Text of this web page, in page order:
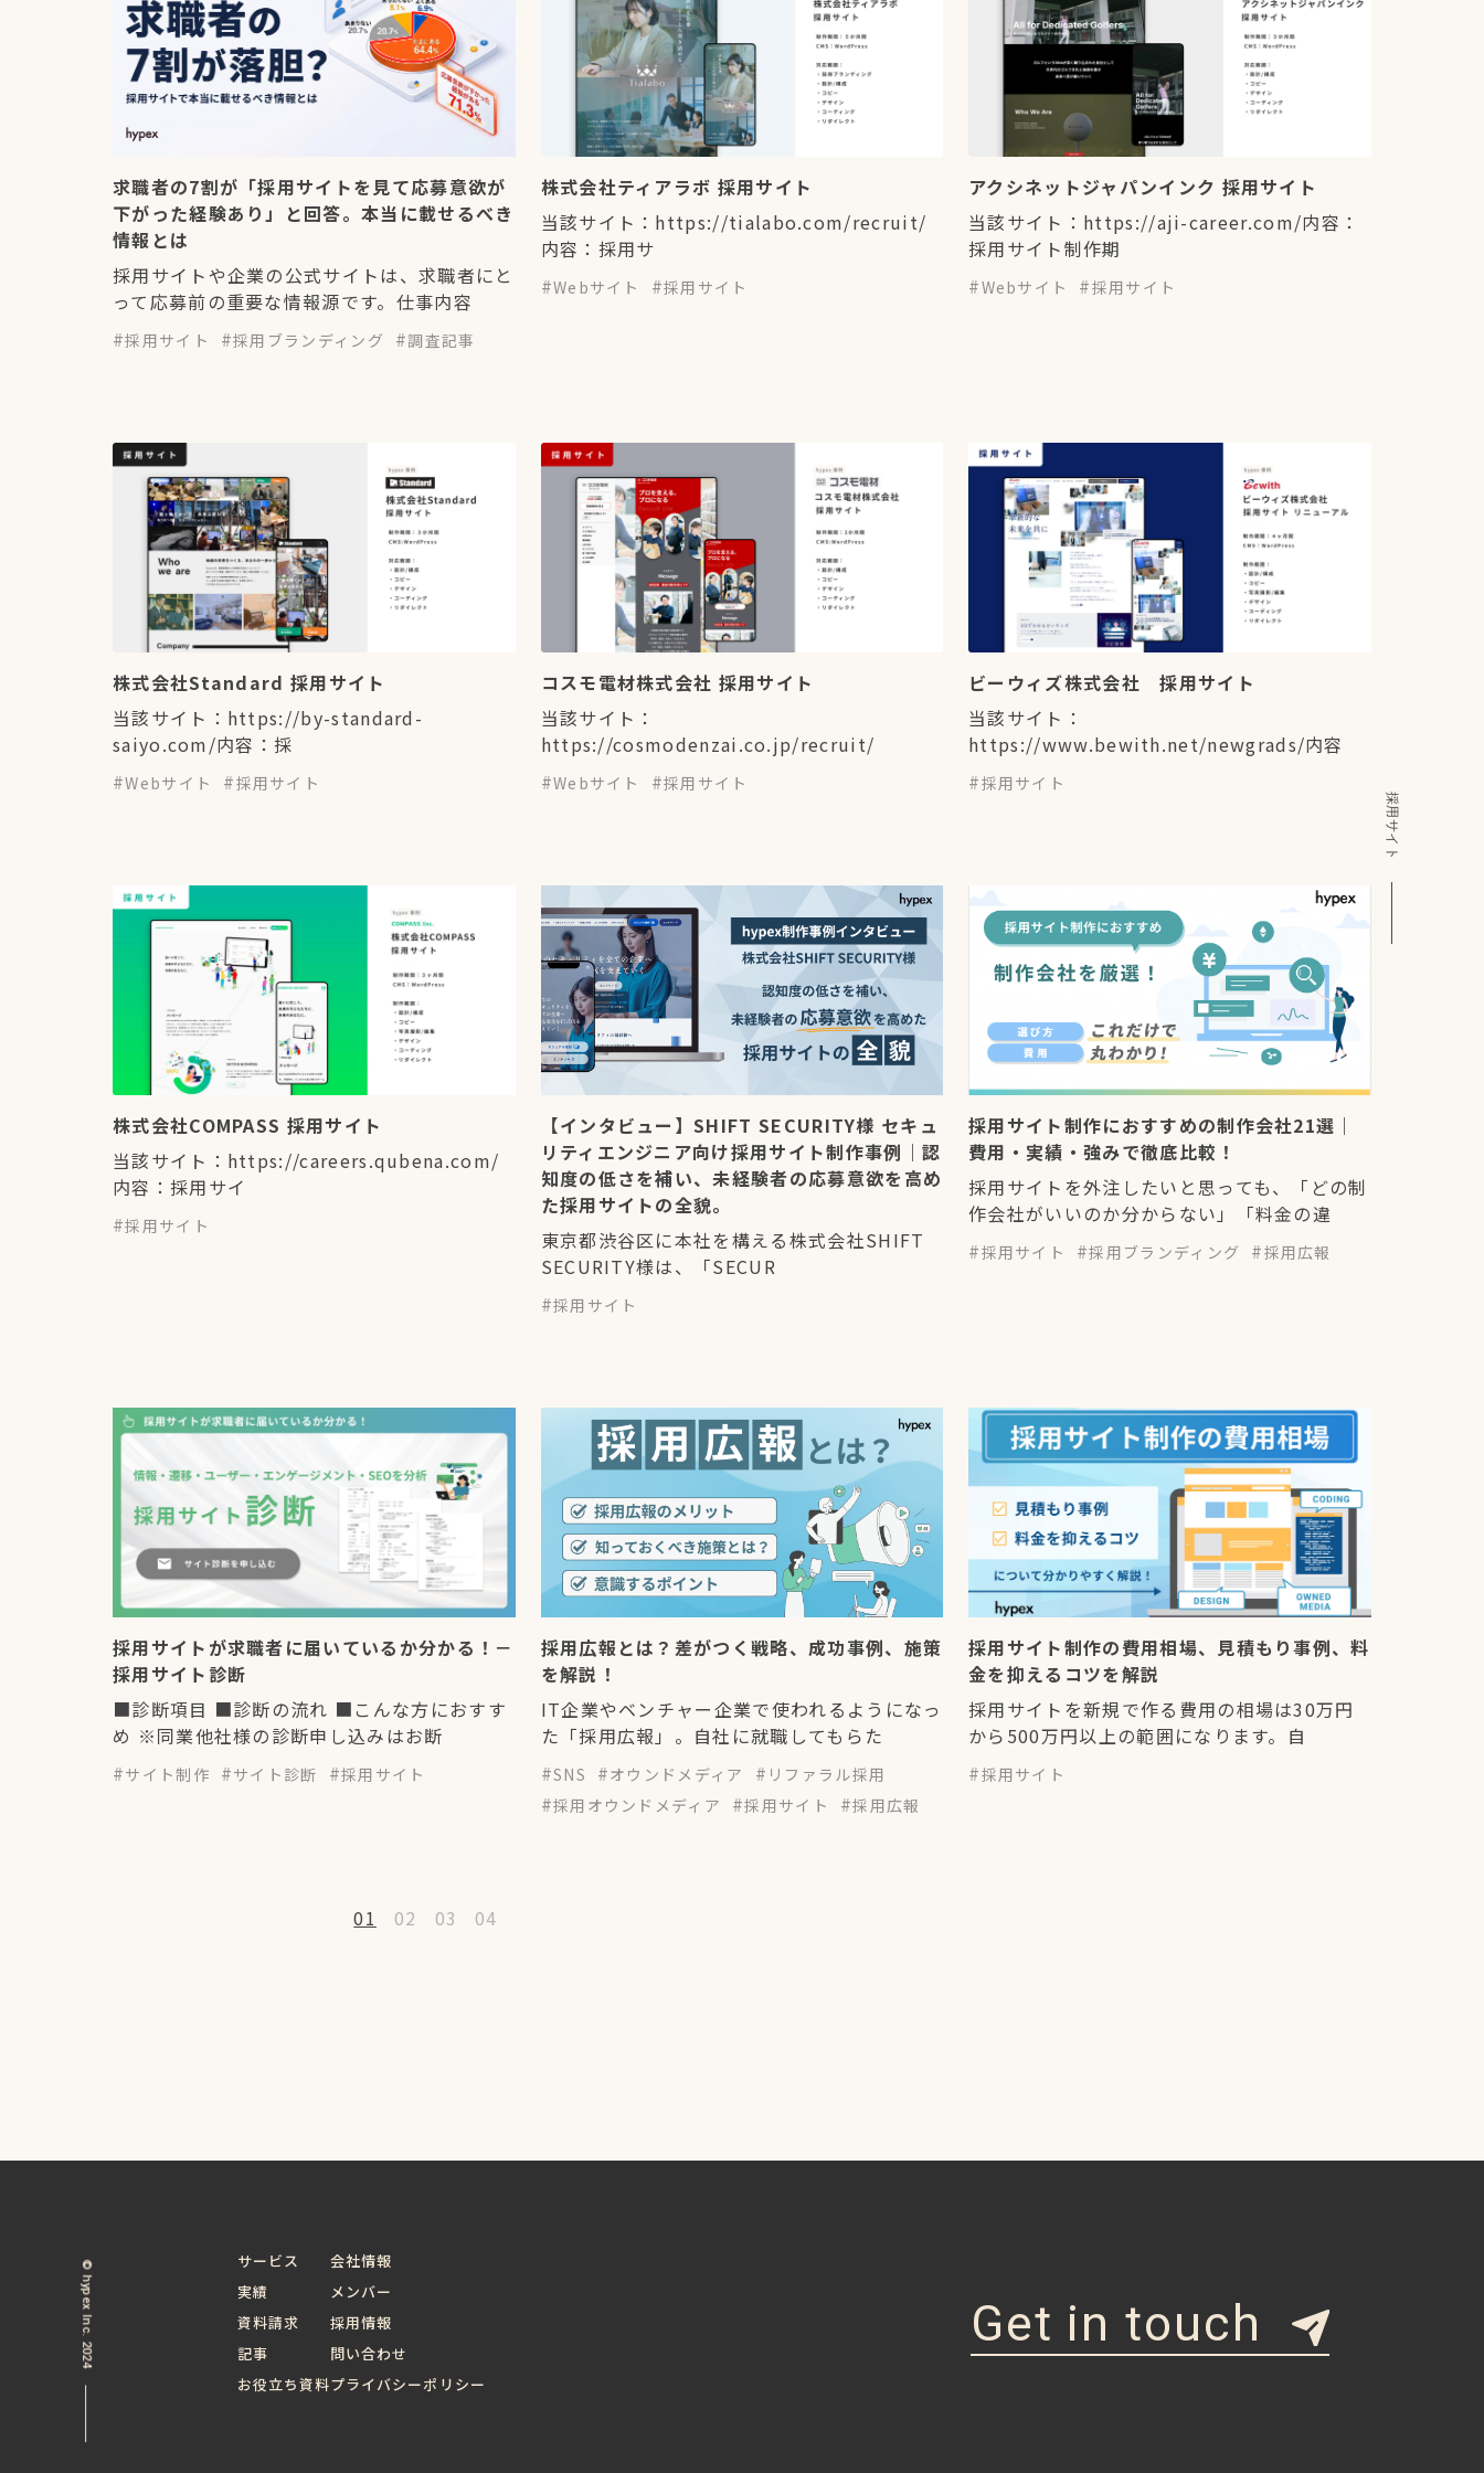
採用サイト
求職者の7割が「採用サイトを見て応募意欲が
下がった経験あり」と回答。本当に載せるべき
情報とは
採用サイトや企業の公式サイトは、求職者にと
って応募前の重要な情報源です。仕事内容
採用サイト 採用ブランディング 調査記事
株式会社ティアラボ 採用サイト
当該サイト：https://tialabo.com/recruit/
内容：採用サ
Webサイト 採用サイト
アクシネットジャパンインク 採用サイト
当該サイト：https://aji-career.com/内容：
採用サイト制作期
Webサイト 採用サイト
株式会社Standard 採用サイト
当該サイト：https://by-standard-
saiyo.com/内容：採
Webサイト 採用サイト
コスモ電材株式会社 採用サイト
当該サイト：
https://cosmodenzai.co.jp/recruit/
Webサイト 採用サイト
ビーウィズ株式会社 採用サイト
当該サイト：
https://www.bewith.net/newgrads/内容
採用サイト
株式会社COMPASS 採用サイト
当該サイト：https://careers.qubena.com/
内容：採用サイ
採用サイト
【インタビュー】SHIFT SECURITY様 セキュ
リティエンジニア向け採用サイト制作事例｜認
知度の低さを補い、未経験者の応募意欲を高め
た採用サイトの全貌。
東京都渋谷区に本社を構える株式会社SHIFT
SECURITY様は、「SECUR
採用サイト
採用サイト制作におすすめの制作会社21選｜
費用・実績・強みで徹底比較！
採用サイトを外注したいと思っても、「どの制
作会社がいいのか分からない」「料金の違
採用サイト 採用ブランディング 採用広報
採用サイトが求職者に届いているか分かる！－
採用サイト診断
■診断項目 ■診断の流れ ■こんな方におすす
め ※同業他社様の診断申し込みはお断
サイト制作 サイト診断 採用サイト
採用広報とは？差がつく戦略、成功事例、施策
を解説！
IT企業やベンチャー企業で使われるようになっ
た「採用広報」。自社に就職してもらた
SNS オウンドメディア
リファラル採用
採用オウンドメディア
採用サイト 採用広報
採用サイト制作の費用相場、見積もり事例、料
金を抑えるコツを解説
採用サイトを新規で作る費用の相場は30万円
から500万円以上の範囲になります。自
採用サイト
01 02 03 04
© hypex Inc. 2024
サービス
実績
資料請求
記事
お役立ち資料
会社情報
メンバー
採用情報
問い合わせ
プライバシーポリシー
Get in touch